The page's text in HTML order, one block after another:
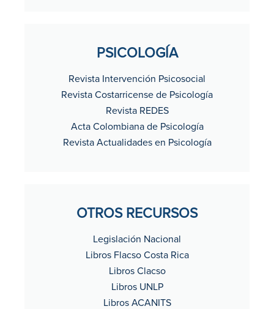
PSICOLOGÍA
Revista Intervención Psicosocial
Revista Costarricense de Psicología
Revista REDES
Acta Colombiana de Psicología
Revista Actualidades en Psicología
OTROS RECURSOS
Legislación Nacional
Libros Flacso Costa Rica
Libros Clacso
Libros UNLP
Libros ACANITS